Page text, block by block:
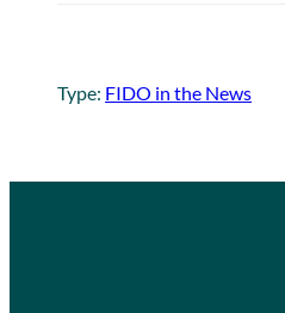
Type: FIDO in the News